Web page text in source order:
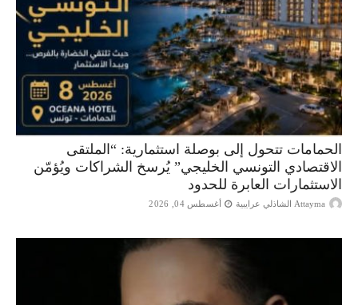
الحمامات تتحول إلى بوصلة استثمارية: “الملتقى
الاقتصادي التونسي الخليجي” يُرسخ الشراكات ويُؤمّن
الاستثمارات العابرة للحدود
Attayma الشاذلي عرايبية أغسطس 04, 2026